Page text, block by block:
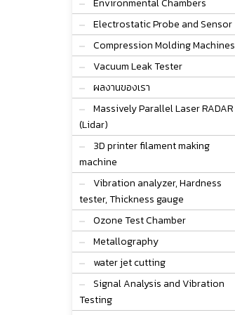
Environmental Chambers
Electrostatic Probe and Sensor
Compression Molding Machines
Vacuum Leak Tester
ผลงานของเรา
Massively Parallel Laser RADAR
(Lidar)
3D printer filament making
machine
Vibration analyzer, Hardness
tester, Thickness gauge
Ozone Test Chamber
Metallography
water jet cutting
Signal Analysis and Vibration
Testing